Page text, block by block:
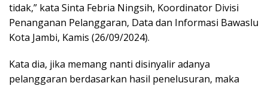
tidak,” kata Sinta Febria Ningsih, Koordinator Divisi
Penanganan Pelanggaran, Data dan Informasi Bawaslu
Kota Jambi, Kamis (26/09/2024).
Kata dia, jika memang nanti disinyalir adanya
pelanggaran berdasarkan hasil penelusuran, maka